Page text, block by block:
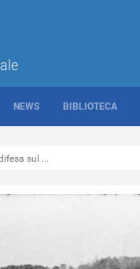
NEWS BIBLIOTECA
sul ...